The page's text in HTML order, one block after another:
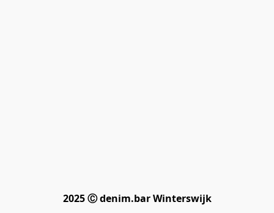
2025 Ⓒ denim.bar Winterswijk